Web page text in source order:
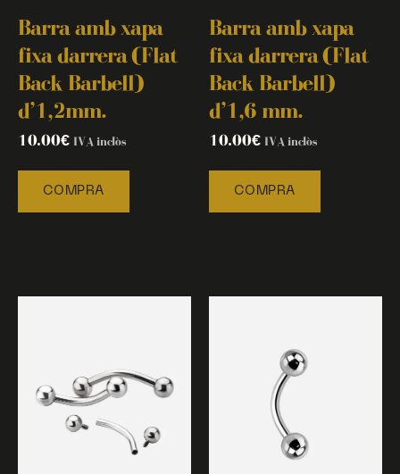
Barra amb xapa
fixa darrera (Flat
Back Barbell)
d’1,2mm.
10.00€ IVA inclòs
COMPRA
Barra amb xapa
fixa darrera (Flat
Back Barbell)
d’1,6 mm.
10.00€ IVA inclòs
COMPRA